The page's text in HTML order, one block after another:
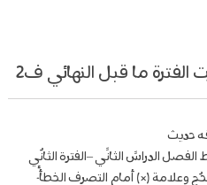
ما قبل النهائي ف2
حديث
الفصل الدراسً الثانًي –الفترة الثانٌي
وعلامة (×) أمام التصرف الخطأٔ-